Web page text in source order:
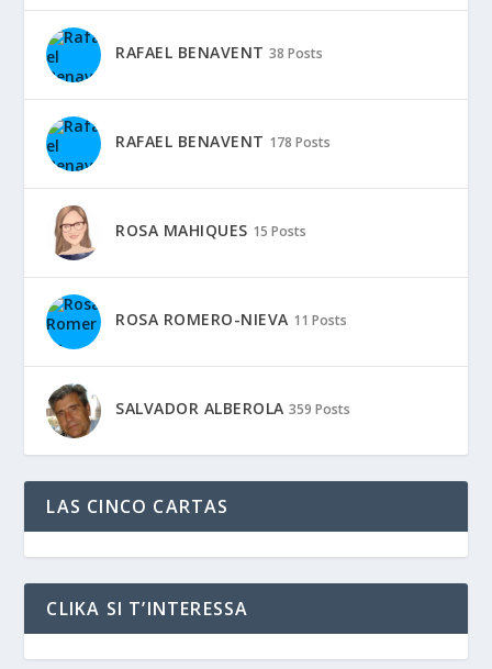
RAFAEL BENAVENT 38 Posts
RAFAEL BENAVENT 178 Posts
ROSA MAHIQUES 15 Posts
ROSA ROMERO-NIEVA 11 Posts
SALVADOR ALBEROLA 359 Posts
LAS CINCO CARTAS
CLIKA SI T’INTERESSA